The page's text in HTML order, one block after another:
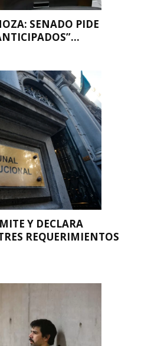
SENADO PIDE
Y DECLARA
REQUERIMIENTOS